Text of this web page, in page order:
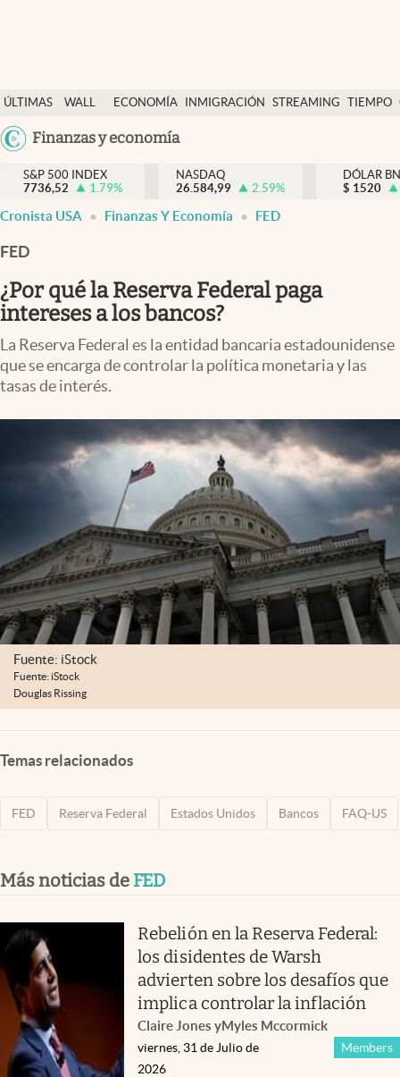
ÚLTIMAS
NOTICIAS
WALL
DÓLAR
ECONOMÍA INMIGRACIÓN STREAMING TIEMPO
México
Finanzas y economía
Finanzas y economía
Wall Street y dólar
Inmigración
Espiritual
Streaming
PC y mobile
USA
S&P 500 INDEX
7736,52
1.79%
NASDAQ
26.584,99
2.59%
DÓLAR
$ 1520
Cronista USA Finanzas Y Economía FED
FED
¿Por qué la Reserva Federal paga
intereses a los bancos?
La Reserva Federal es la entidad bancaria estadounidense
que se encarga de controlar la política monetaria y las
tasas de interés.
Fuente: iStock
Fuente: iStock
Douglas Rissing
Temas relacionados
FED Reserva Federal Estados Unidos Bancos FAQ-US
Más noticias de FED
Rebelión en la Reserva Federal:
los disidentes de Warsh
advierten sobre los desafíos que
implica controlar la inflación
Claire Jones yMyles Mccormick
Members
viernes, 31 de Julio de
2026